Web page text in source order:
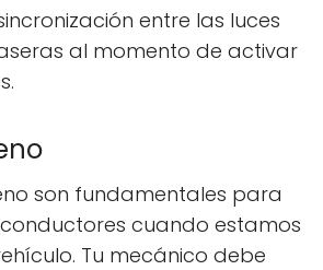
entre las luces
al momento de activar
son fundamentales para
cuando estamos
Tu mecánico debe